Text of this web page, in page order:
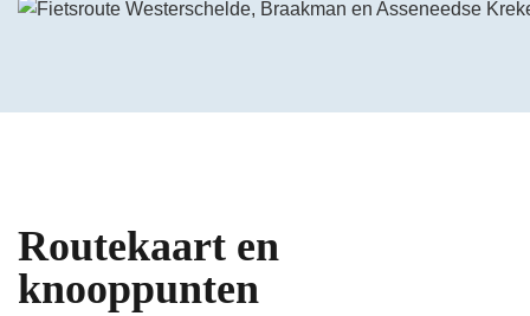
Bekijk de video op YouTube
Routekaart en
knooppunten